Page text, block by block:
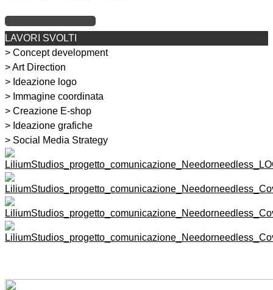
LAVORI SVOLTI
> Concept development
> Art Direction
> Ideazione logo
> Immagine coordinata
> Creazione E-shop
> Ideazione grafiche
> Social Media Strategy